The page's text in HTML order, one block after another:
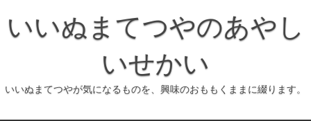
プ
いいぬまてつやのあやし
いせかい
いいぬまてつやが気になるものを、興味のおももくままに綴ります。